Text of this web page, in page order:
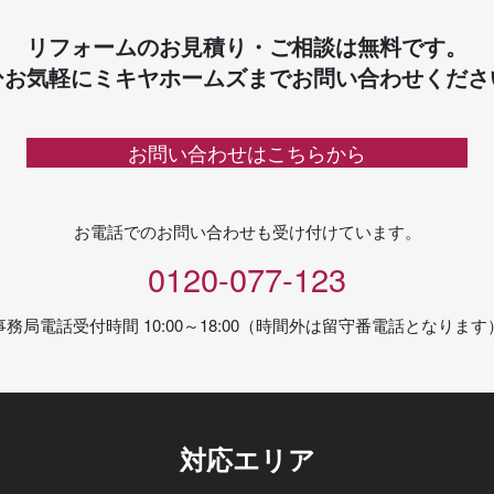
リフォームのお見積り・ご相談は無料です。
気軽にミキヤホームズまでお問い合わせくだ
お問い合わせはこちらから
お電話でのお問い合わせも受け付けています。
0120-077-123
務局電話受付時間 10:00～18:00（時間外は留守番電話となります
対応エリア